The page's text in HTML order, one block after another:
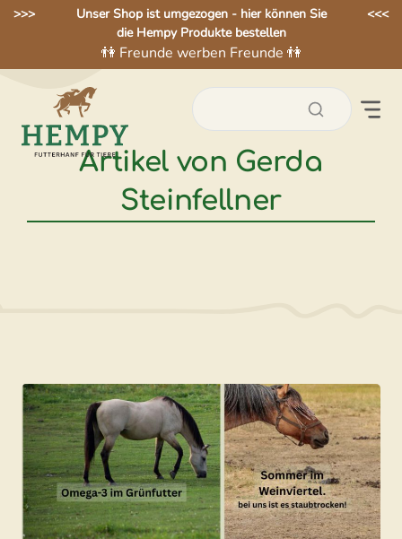
Zum
>>>
Unser Shop ist umgezogen - hier können Sie
die Hempy Produkte bestellen
<<<
👫 Freunde werben Freunde 👫
Artikel von Gerda
Steinfellner